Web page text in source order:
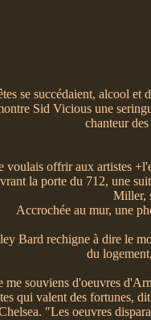
se succédaient, alcool et
Sid Vicious une
chanteur
voulais offrir aux artistes
la porte du 712, une
Miller,
Accrochée au mur, une
Bard rechigne à dire le
du
me souviens d'oeuvres
qui valent des fortunes,
"Les oeuvres